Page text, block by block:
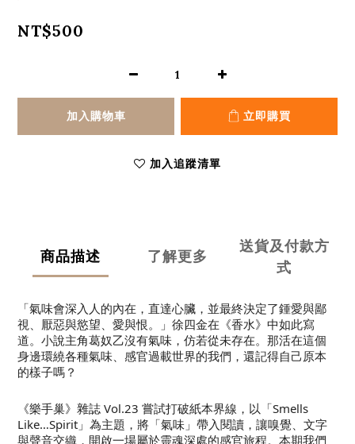
NT$500
加入購物車 立即購買
加入追蹤清單
商品描述 了解更多
送貨及付款方
式
「氣味會深入人的內在，直達心臟，並最終決定了鍾愛與鄙
視、厭惡與慾望、愛與恨。」徐四金在《香水》中如此寫
道。小說主角葛奴乙沒有氣味，仿若從未存在。那活在這個
身邊環繞各種氣味、感官過載世界的我們，還記得自己原本
的樣子嗎？
《樂手巢》雜誌 Vol.23 嘗試打破紙本界線，以「Smells
Like…Spirit」為主題，將「氣味」帶入閱讀，讓嗅覺、文字
與聲音交織，開啟一場屬於靈魂深處的感官旅程。本期我們